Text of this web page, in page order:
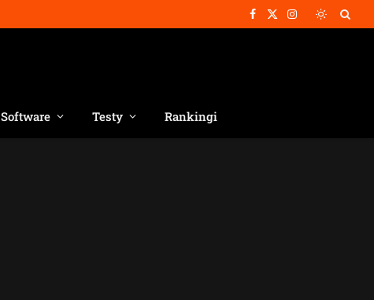
Facebook
X
Instagram
Software Testy Rankingi